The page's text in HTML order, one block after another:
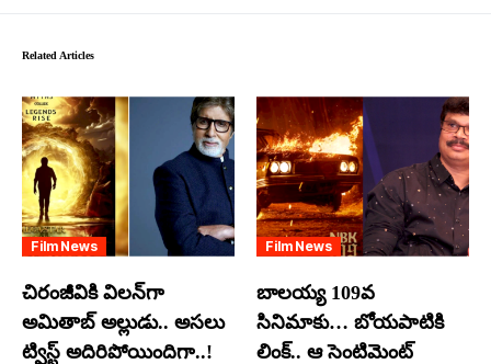
Related Articles
Film News
చిరంజీవికి విలన్‌గా
అమితాబ్ అల్లుడు.. అసలు
ట్విస్ట్ అదిరిపోయిందిగా..!
Film News
బాలయ్య 109వ
సినిమాకు… బోయపాటికి
లింక్.. ఆ సెంటిమెంట్